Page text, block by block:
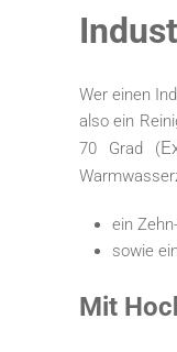
Wer einen
also ein
70 Grad (
ein
sowie
Mit